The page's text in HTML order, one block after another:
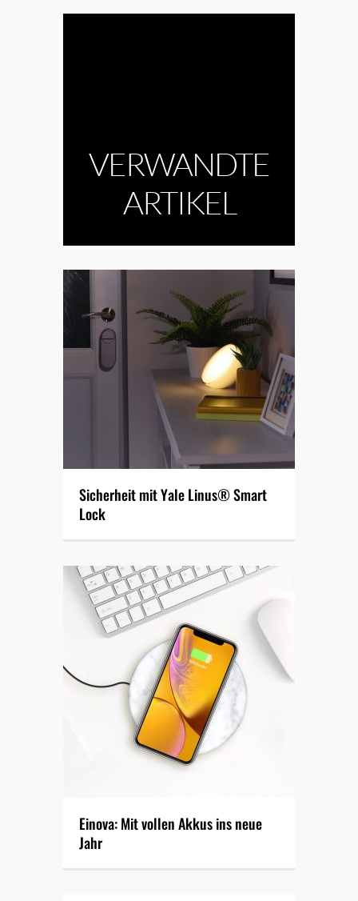
VERWANDTE
ARTIKEL
Sicherheit mit Yale Linus® Smart
Lock
Einova: Mit vollen Akkus ins neue
Jahr